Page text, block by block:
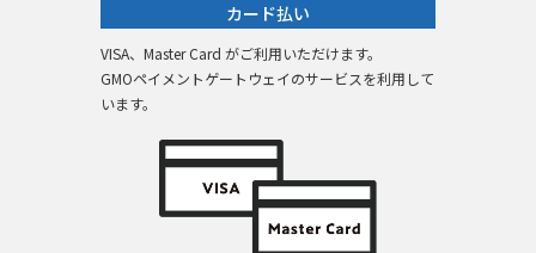
カード払い
VISA、Master Card がご利用いただけます。
GMOペイメントゲートウェイのサービスを利用して
います。